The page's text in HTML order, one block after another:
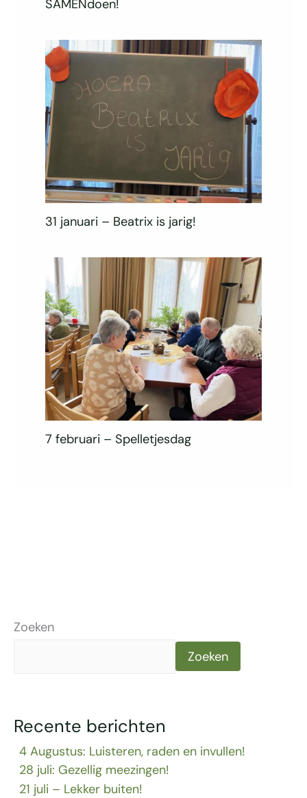
Zoeken
Zoeken
Recente berichten
4 Augustus: Luisteren, raden en invullen!
28 juli: Gezellig meezingen!
21 juli – Lekker buiten!
SAMENdoen!
31 januari – Beatrix is jarig!
7 februari – Spelletjesdag